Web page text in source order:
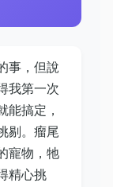
事，但說
我第一次
能搞定，
剔。瘤尾
寵物，牠
精心挑